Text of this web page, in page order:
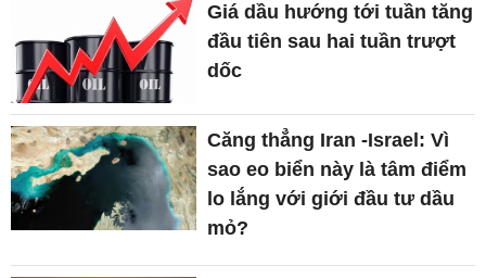
Giá dầu hướng tới tuần tăng
đầu tiên sau hai tuần trượt
dốc
Căng thẳng Iran -Israel: Vì
sao eo biển này là tâm điểm
lo lắng với giới đầu tư dầu
mỏ?